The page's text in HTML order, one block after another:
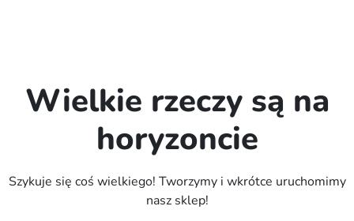
Wielkie rzeczy są na
horyzoncie
Szykuje się coś wielkiego! Tworzymy i wkrótce uruchomimy
nasz sklep!